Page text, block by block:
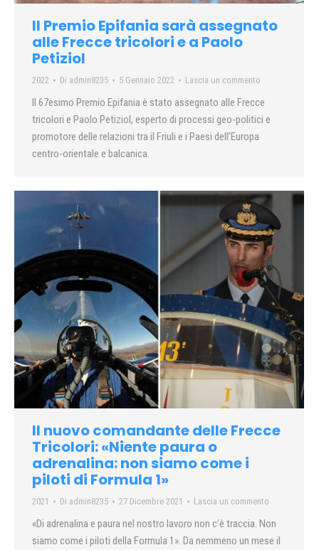
Il Premio Epifania sarà assegnato
alle Frecce tricolori e a Paolo
Petiziol
2022 Di admin8235 5 Gennaio 2022 Lascia un commento
Il 67esimo Premio Epifania è stato assegnato alle Frecce
tricolori e Paolo Petiziol, esperto di processi geo-politici e
promotore delle relazioni tra il Friuli e i Paesi dell’Europa
centro-orientale e balcanica.
Il nuovo comandante delle Frecce
Tricolori: «Niente paura o
adrenalina: non siamo come i
piloti di Formula 1»
2021 Di admin8235 27 Dicembre 2021 Lascia un commento
«Di adrenalina e paura nel nostro lavoro non c’è traccia. Non
siamo come i piloti della Formula 1». Da nemmeno un mese il